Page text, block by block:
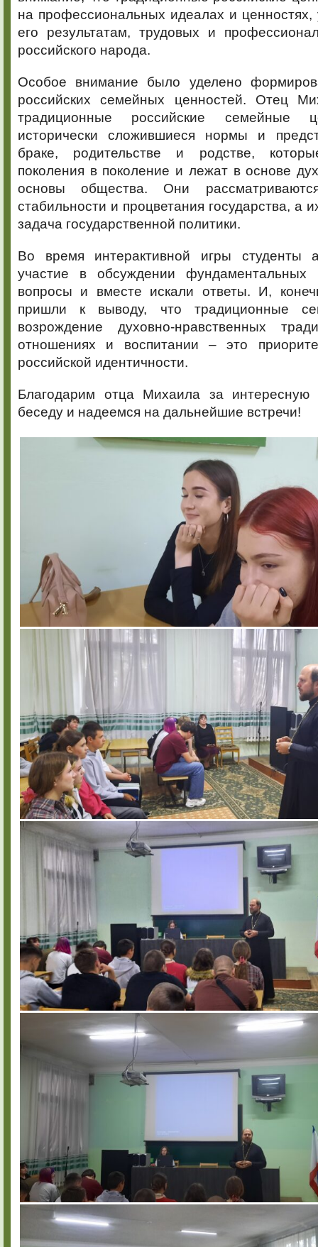
на профессиональных идеалах и ценностях,
его результатам, трудовых и
российского народа.
Особое внимание было уделено
российских семейных ценностей. Отец
традиционные российские
исторически сложившиеся нормы и
браке, родительстве и родстве,
поколения в поколение и лежат в основе
основы общества. Они
стабильности и процветания государства, а
задача государственной политики.
Во время интерактивной игры студенты
участие в обсуждении фундаментальных
вопросы и вместе искали ответы. И,
пришли к выводу, что традиционные
возрождение духовно-нравственных
отношениях и воспитании – это
российской идентичности.
Благодарим отца Михаила за интересную
беседу и надеемся на дальнейшие встречи!